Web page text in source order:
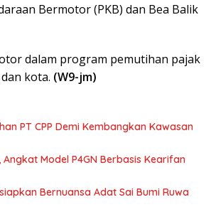
Bermotor (PKB) dan Bea Balik
dalam program pemutihan pajak
kota. (W9-jm)
PT CPP Demi Kembangkan Kawasan
Model P4GN Berbasis Kearifan
Bernuansa Adat Sai Bumi Ruwa